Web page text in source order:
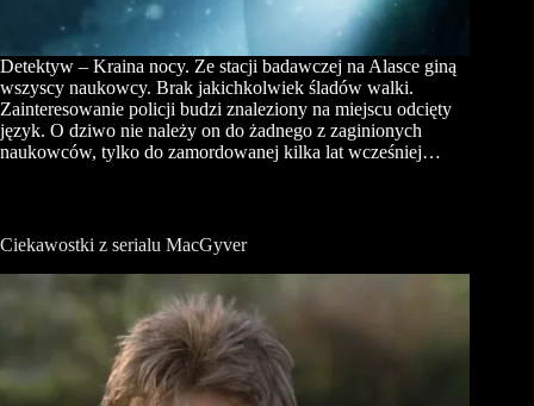
Detektyw – Kraina nocy. Ze stacji badawczej na Alasce giną
wszyscy naukowcy. Brak jakichkolwiek śladów walki.
Zainteresowanie policji budzi znaleziony na miejscu odcięty
język. O dziwo nie należy on do żadnego z zaginionych
naukowców, tylko do zamordowanej kilka lat wcześniej…
Ciekawostki z serialu MacGyver